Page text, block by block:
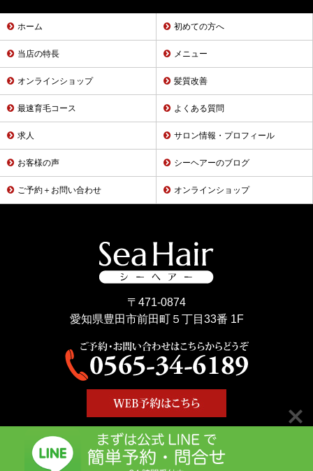
ホーム 初めての方へ
当店の特長 メニュー
オンラインショップ 髪質改善
最速育毛コース よくある質問
求人 サロン情報・プロフィール
お客様の声 シーヘアーのブログ
ご予約＋お問い合わせ オンラインショップ
〒471-0874
愛知県豊田市前田町５丁目33番 1F
Copyright © Sea Hair All Rights Reserved.